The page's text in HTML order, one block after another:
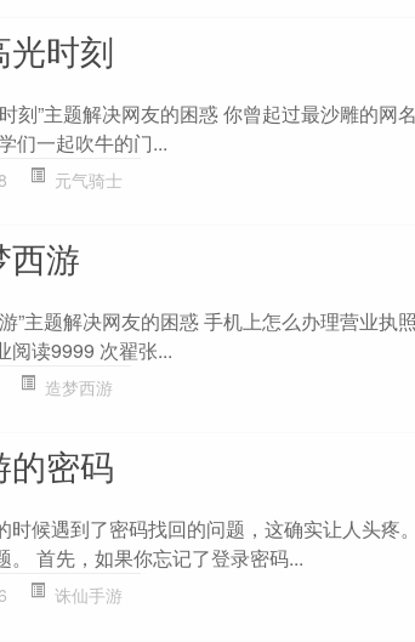
光时刻
刻”主题解决网友的困惑 你曾起过最沙雕的网
们一起吹牛的门...
元气骑士
西游
”主题解决网友的困惑 手机上怎么办理营业执
阅读9999 次翟张...
造梦西游
的密码
时候遇到了密码找回的问题，这确实让人头疼
首先，如果你忘记了登录密码...
诛仙手游